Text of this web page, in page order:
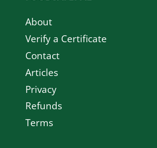
About
Verify a Certificate
Contact
Articles
Privacy
Refunds
Terms